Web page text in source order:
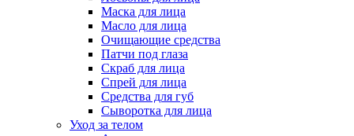
Маска для лица
Масло для лица
Очищающие средства
Патчи под глаза
Скраб для лица
Спрей для лица
Средства для губ
Сыворотка для лица
Уход за телом